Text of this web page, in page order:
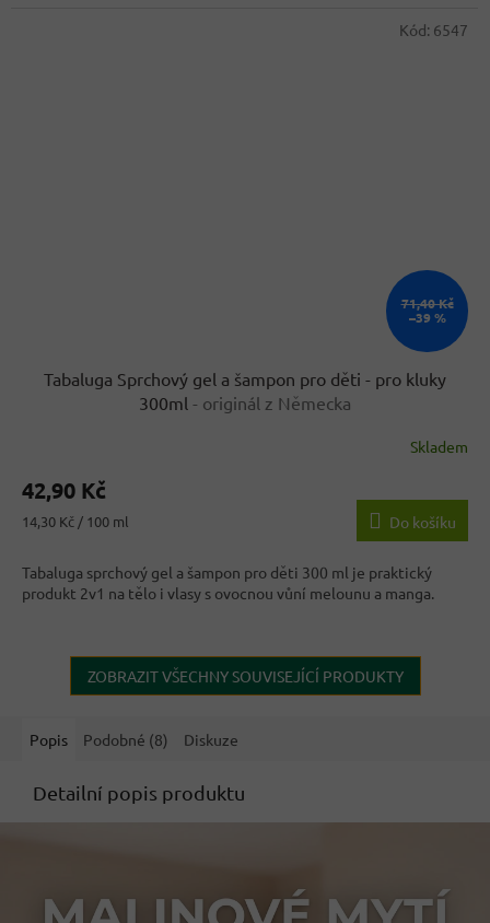
71,40 Kč
–39 %
Tabaluga Sprchový gel a šampon pro děti - pro kluky
300ml - originál z Německa
produktu
3,5
5
hvězdiček.
Skladem
42,90 Kč
Měrná
14,30 Kč / 100 ml Do košíku
Tabaluga sprchový gel a šampon pro děti 300 ml je praktický
produkt 2v1 na tělo i vlasy s ovocnou vůní melounu a manga.
Kód: 6547
ZOBRAZIT VŠECHNY SOUVISEJÍCÍ PRODUKTY
Popis Podobné (8) Diskuze
Detailní popis produktu